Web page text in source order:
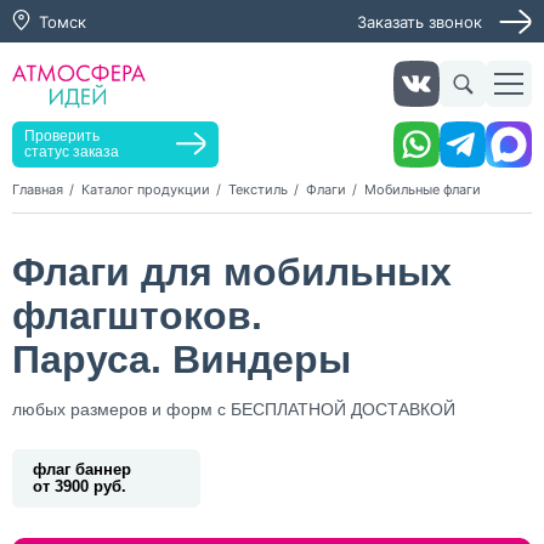
Томск Заказать звонок
Проверить
статус заказа
Главная Каталог продукции Текстиль Флаги Мобильные флаги
Флаги для мобильных
флагштоков.
Паруса. Виндеры
любых размеров и форм с БЕСПЛАТНОЙ ДОСТАВКОЙ
флаг баннер
от 3900 руб.
Заказать услугу
Оставьте заявку, мы свяжемся с вами в ближайшее
Заказать звонок
обработку персональных данных и согласие с политикой
конфиденциальности
Нажимая на кнопку, я даю согласие на получение
информационных и рекламных рассылок
заявку